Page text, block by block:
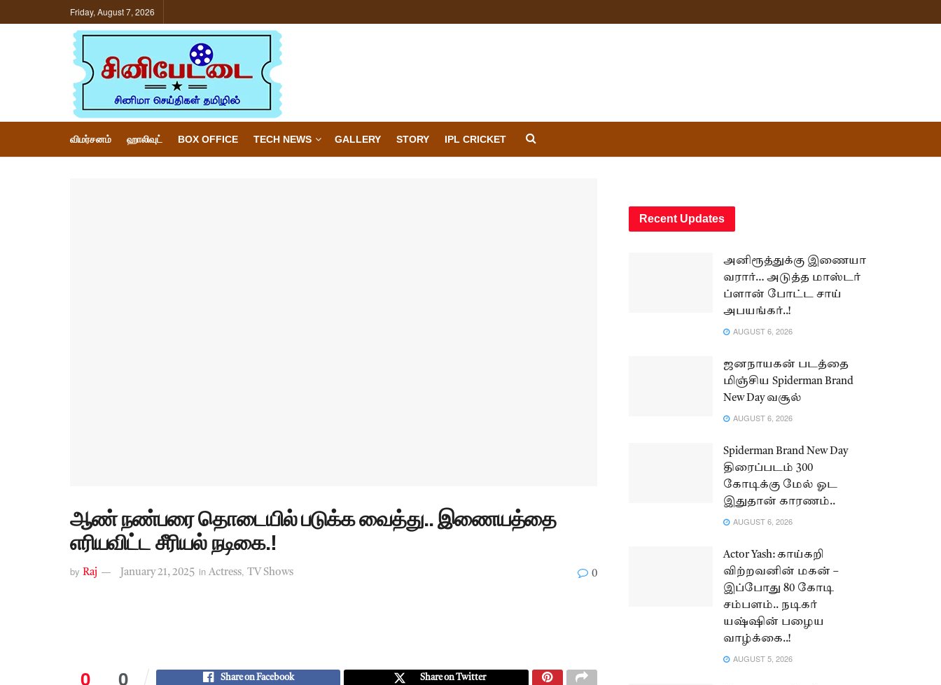
Friday, August 7, 2026
விமர்சனம் ஹாலிவுட் BOX OFFICE TECH NEWS GALLERY STORY IPL CRICKET
ஆண் நண்பரை தொடையில் படுக்க வைத்து.. இணையத்தை
எரியவிட்ட சீரியல் நடிகை.!
by Raj January 21, 2025 in Actress, TV Shows 0
0 0 Share on Facebook Share on Twitter
Recent Updates
அனிரூத்துக்கு இணையா
வரார்… அடுத்த மாஸ்டர்
ப்ளான் போட்ட சாய்
அபயங்கர்..!
AUGUST 6, 2026
ஜனநாயகன் படத்தை
மிஞ்சிய Spiderman Brand
New Day வசூல்
AUGUST 6, 2026
Spiderman Brand New Day
திரைப்படம் 300
கோடிக்கு மேல் ஓட
இதுதான் காரணம்..
AUGUST 6, 2026
Actor Yash: காய்கறி
விற்றவனின் மகன் –
இப்போது 80 கோடி
சம்பளம்.. நடிகர்
யஷ்ஷின் பழைய
வாழ்க்கை..!
AUGUST 5, 2026